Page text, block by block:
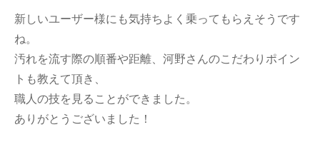
新しいユーザー様にも気持ちよく乗ってもらえそうです
ね。
汚れを流す際の順番や距離、河野さんのこだわりポイン
トも教えて頂き、
職人の技を見ることができました。
ありがとうございました！